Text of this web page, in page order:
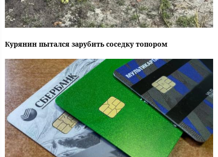
Курянин пытался зарубить соседку топором